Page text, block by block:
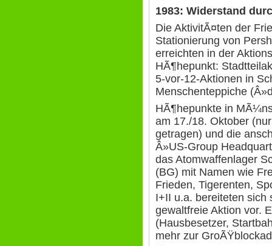
1983: Widerstand
Die AktivitÃ¤ten der
Stationierung von
erreichten in der
HÃ¶hepunkt:
5-vor-12-Aktionen in
Menschenteppiche
HÃ¶hepunkte in
am 17./18. Oktober
getragen) und die
Â»US-Group
das Atomwaffenlager
(BG) mit Namen wie
Frieden, Tigerenten,
I+II u.a. bereiteten sich
gewaltfreie Aktion vor.
(Hausbesetzer,
mehr zur